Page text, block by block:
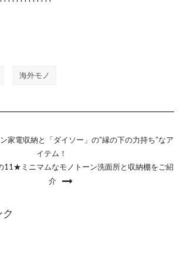
海外モノ
家電収納と「ダイソー」の”縁の下の力持ち”なア
イテム！
11★ミニマムなモノトーン洗面所と収納棚をご紹
介